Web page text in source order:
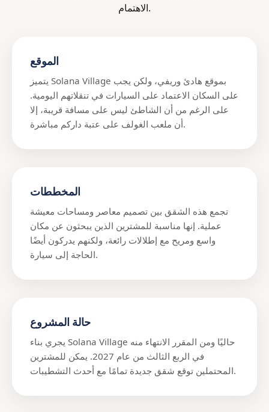
الاهتمام.
الموقع
يتميز Solana Village بموقع هادئ وريفي، ولكن يجب
على السكان الاعتماد على السيارات في تنقلاتهم اليومية.
على الرغم من أن الشاطئ ليس على مسافة قريبة، إلا
أن ملعب الغولف على عتبة داركم مباشرة.
المخططات
تجمع هذه الشقق بين تصميم معاصر ومساحات معيشة
عملية. إنها مناسبة للمشترين الذين يبحثون عن مكان
واسع ومريح مع إطلالات رائعة، ولكنهم يدركون أيضًا
الحاجة إلى سيارة.
حالة المشروع
يجري بناء Solana Village حاليًا ومن المقرر الانتهاء منه
في الربع الثالث من عام 2027. يمكن للمشترين
المحتملين توقع شقق جديدة تمامًا مع أحدث التشطيبات.